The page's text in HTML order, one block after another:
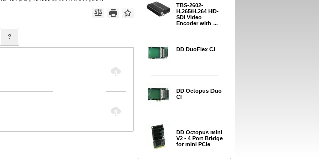
TBS-2602-
H.265/H.264 HD-
SDI Video
Encoder with ...
DD DuoFlex CI
DD Octopus Duo
CI
DD Octopus mini
V2 - 4 Port Bridge
for mini PCIe
?